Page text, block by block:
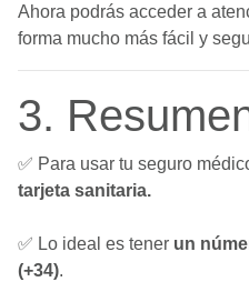
Ahora podrás acceder a
forma mucho más fácil y
3.
✅ Para usar tu seguro
tarjeta sanitaria.
✅ Lo ideal es tener un
(+34).